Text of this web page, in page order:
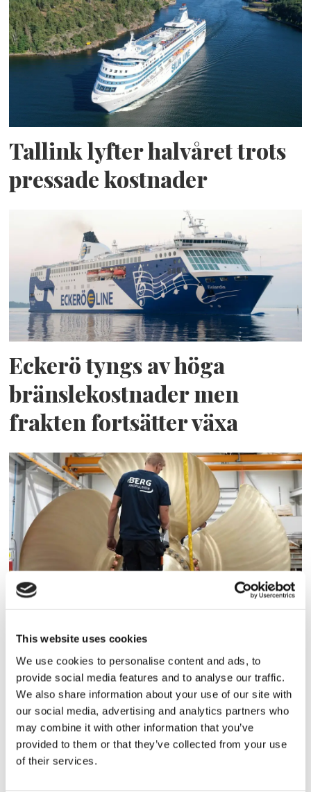
This website uses cookies
We use cookies to personalise content and ads, to
provide social media features and to analyse our traffic.
We also share information about your use of our site with
our social media, advertising and analytics partners who
may combine it with other information that you’ve
provided to them or that they’ve collected from your use
of their services.
Tallink lyfter halvåret trots
pressade kostnader
Eckerö tyngs av höga
bränslekostnader men
frakten fortsätter växa
Storaffären: Kongsberg
Maritime köper Berg
Propulsion